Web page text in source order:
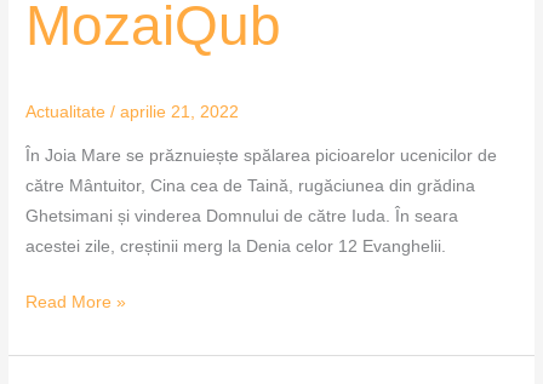
MozaiQub
Actualitate /aprilie 21, 2022
În Joia Mare se prăznuiește spălarea picioarelor ucenicilor de
către Mântuitor, Cina cea de Taină, rugăciunea din grădina
Ghetsimani și vinderea Domnului de către Iuda. În seara
acestei zile, creștinii merg la Denia celor 12 Evanghelii.
MozaiQub
Read More »